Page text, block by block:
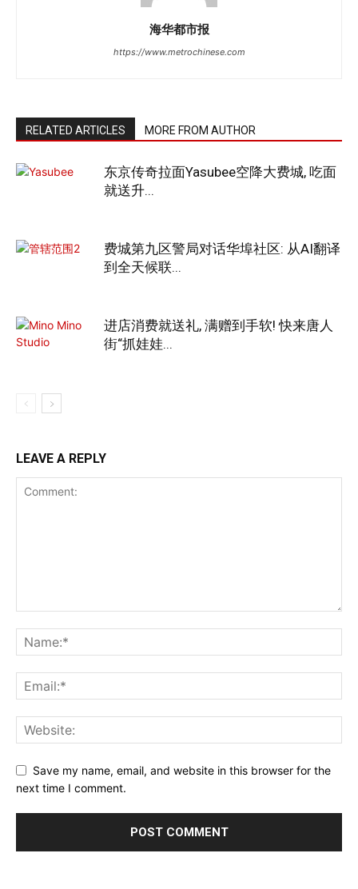
海华都市报
https://www.metrochinese.com
RELATED ARTICLES MORE FROM AUTHOR
东京传奇拉面Yasubee空降大费城, 吃面
就送升...
费城第九区警局对话华埠社区: 从AI翻译
到全天候联...
进店消费就送礼, 满赠到手软! 快来唐人
街“抓娃娃...
LEAVE A REPLY
Save my name, email, and website in this browser for the
next time I comment.